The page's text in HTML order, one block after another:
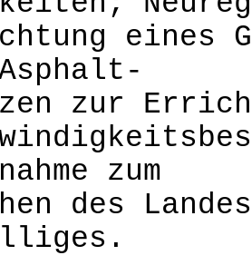
eines
zur
zum
des Landes